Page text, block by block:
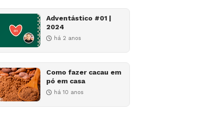
Adventástico #01 |
2024
há 2 anos
Como fazer cacau em
pó em casa
há 10 anos